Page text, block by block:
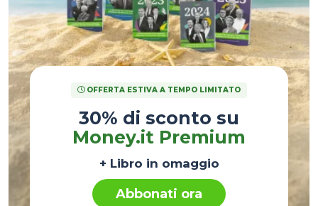
OFFERTA ESTIVA A TEMPO LIMITATO
30% di sconto su
Money.it Premium
+ Libro in omaggio
Abbonati ora